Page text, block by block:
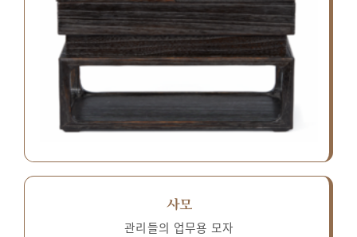
사모
관리들의 업무용 모자